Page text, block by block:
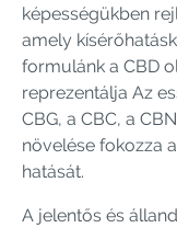
képességükben
amely
formulánk a CBD
reprezentálja Az
CBG, a CBC, a
növelése fokozza
hatását.
A jelentős és